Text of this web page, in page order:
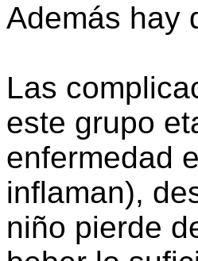
Además hay
Las
este grupo
enfermedad
inflaman),
niño pierde